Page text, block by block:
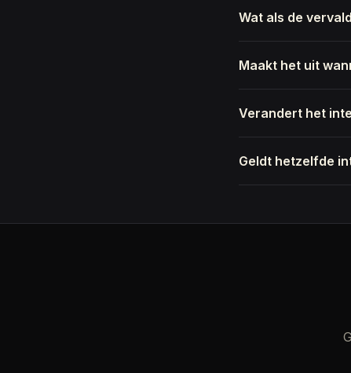
Wat als de
Maakt het uit
Verandert het
Geldt hetzelfde